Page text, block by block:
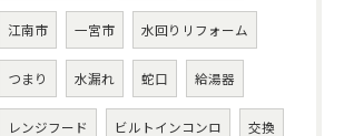
江南市 一宮市 水回りリフォーム
つまり 水漏れ 蛇口 給湯器
レンジフード ビルトインコンロ 交換